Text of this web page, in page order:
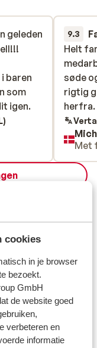
cookies
in je browser
bezoekt.
GmbH
de website goed
verbeteren en
informatie
geleden
baren
som
igen.
baren
som
igen.
9.3
Helt
søde
rigtig
herfra.
Helt
søde
rigtig
herfra.
Met